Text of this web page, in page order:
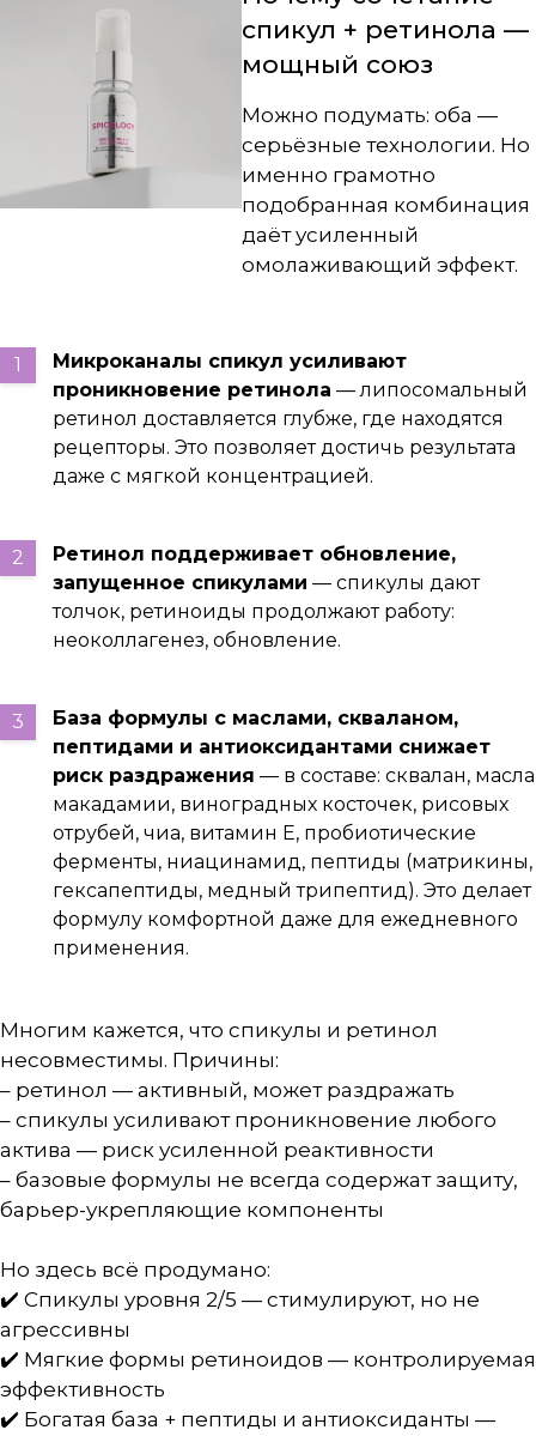
спикул + ретинола —
мощный союз
Можно подумать: оба —
серьёзные технологии. Но
именно грамотно
подобранная комбинация
даёт усиленный
омолаживающий эффект.
Микроканалы спикул усиливают
проникновение ретинола — липосомальный
ретинол доставляется глубже, где находятся
рецепторы. Это позволяет достичь результата
даже с мягкой концентрацией.
Ретинол поддерживает обновление,
запущенное спикулами — спикулы дают
толчок, ретиноиды продолжают работу:
неоколлагенез, обновление.
База формулы с маслами, скваланом,
пептидами и антиоксидантами снижает
риск раздражения — в составе: сквалан, масла
макадамии, виноградных косточек, рисовых
отрубей, чиа, витамин E, пробиотические
ферменты, ниацинамид, пептиды (матрикины,
гексапептиды, медный трипептид). Это делает
формулу комфортной даже для ежедневного
применения.
Многим кажется, что спикулы и ретинол
несовместимы. Причины:
– ретинол — активный, может раздражать
– спикулы усиливают проникновение любого
актива — риск усиленной реактивности
– базовые формулы не всегда содержат защиту,
барьер-укрепляющие компоненты
Но здесь всё продумано:
✔️ Спикулы уровня 2/5 — стимулируют, но не
агрессивны
✔️ Мягкие формы ретиноидов — контролируемая
эффективность
✔️ Богатая база + пептиды и антиоксиданты —